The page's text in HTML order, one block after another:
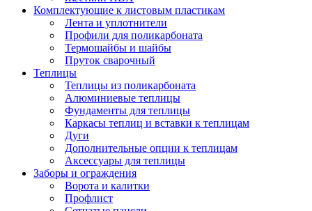
Комплектующие к листовым пластикам
Лента и уплотнители
Профили для поликарбоната
Термошайбы и шайбы
Пруток сварочный
Теплицы
Теплицы из поликарбоната
Алюминиевые теплицы
Фундаменты для теплицы
Каркасы теплиц и вставки к теплицам
Дуги
Дополнительные опции к теплицам
Аксессуары для теплицы
Заборы и ограждения
Ворота и калитки
Профлист